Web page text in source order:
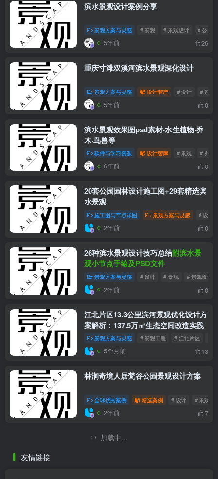
滨水景观设计案例分享
景观方案与灵感 # 景观 # 景观设计 # 公园
5年前 26
重庆寸滩双溪河滨水景观深化设计
景观方案与灵感 设计智库 # 设计 # 景观
5年前 0
滨水景观效果图psd素材-水生植物·乔
木·鸟兽等
软件与学习资源 设计智库 # 景观 # 乔木
6年前 0
20套公园园林设计施工图+29套精选滨
水景观
施工图与节点详图 景观方案与灵感 # 设计
2年前 0
26种滨水景观设计技巧总结附滨水景
观小节点手绘及PSD文件
景观方案与灵感 # 设计 # 景观 # 景观设计
2年前 0
江北片区13.3公里滨河景观优化设计方
案解析：137.5万㎡生态空间改造实践
景观方案与灵感 # 景观工程 # 江北片区
5个月前 13
林涧奇境人居梵谷公园景观设计方案
全球优秀案例 精选案例 # 设计 # 景观
2年前 7
加载中...
友情链接